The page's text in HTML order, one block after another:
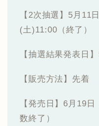
【2次抽選】5月11
(土)11:00（終了）
【抽選結果発表日
【販売方法】先着
【発売日】6月19
数終了）